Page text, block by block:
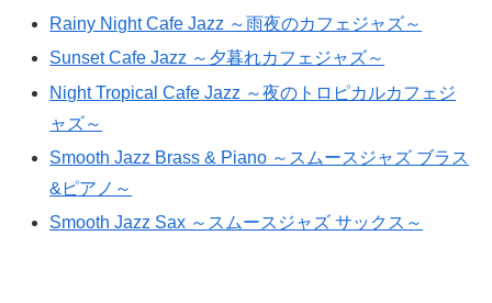
Rainy Night Cafe Jazz ～雨夜のカフェジャズ～
Sunset Cafe Jazz ～夕暮れカフェジャズ～
Night Tropical Cafe Jazz ～夜のトロピカルカフェジ
ャズ～
Smooth Jazz Brass & Piano ～スムースジャズ ブラス
&ピアノ～
Smooth Jazz Sax ～スムースジャズ サックス～